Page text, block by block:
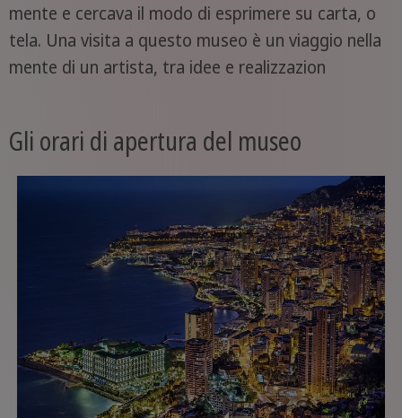
mente e cercava il modo di esprimere su carta, o
tela. Una visita a questo museo è un viaggio nella
mente di un artista, tra idee e realizzazion
Gli orari di apertura del museo